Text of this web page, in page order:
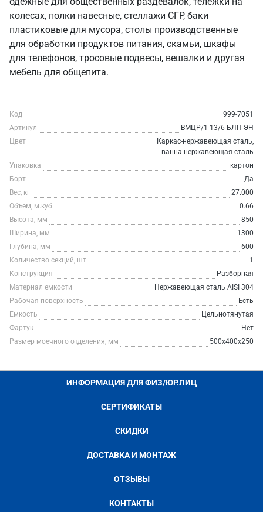
колесах, полки навесные, стеллажи СГР, баки
пластиковые для мусора, столы производственные
для обработки продуктов питания, скамьи, шкафы
для телефонов, тросовые подвесы, вешалки и другая
мебель для общепита.
Код
999-7051
Артикул
ВМЦР/1-13/6-БЛП-ЭН
Цвет
Каркас-нержавеющая сталь,
ванна-нержавеющая сталь
Упаковка
картон
Борт
Да
Вес, кг
27.000
Объем, м.куб
0.66
Высота, мм
850
Ширина, мм
1300
Глубина, мм
600
Количество секций, шт
1
Конструкция
Разборная
Материал емкости
Нержавеющая сталь AISI 304
Рабочая поверхность
Есть
Емкость
Цельнотянутая
Фартук
Нет
Размер моечного отделения, мм
500х400х250
ИНФОРМАЦИЯ ДЛЯ ФИЗ/ЮР.ЛИЦ
СЕРТИФИКАТЫ
СКИДКИ
ДОСТАВКА И МОНТАЖ
ОТЗЫВЫ
КОНТАКТЫ